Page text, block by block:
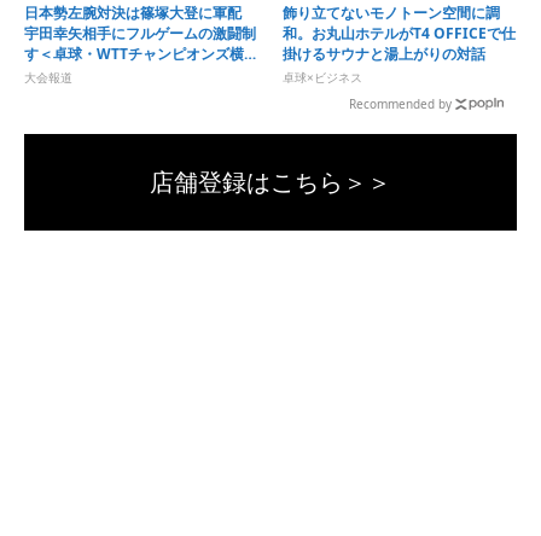
日本勢左腕対決は篠塚大登に軍配
宇田幸矢相手にフルゲームの激闘制
す＜卓球・WTTチャンピオンズ横浜
2026＞
大会報道
飾り立てないモノトーン空間に調
和。お丸山ホテルがT4 OFFICEで仕
掛けるサウナと湯上がりの対話
卓球×ビジネス
Recommended by
店舗登録はこちら＞＞